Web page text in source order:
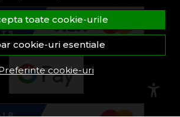
toate cookie-urile
cookie-uri esentiale
cookie-uri